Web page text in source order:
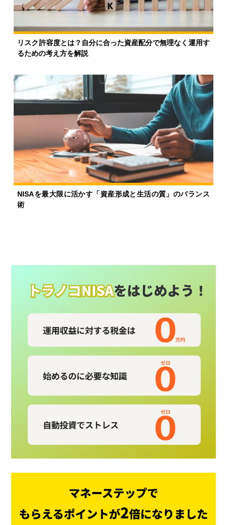
リスク許容度とは？自分に合った資産配分で無理なく運用す
るための考え方を解説
NISAを最大限に活かす「資産形成と生活の質」のバランス
術